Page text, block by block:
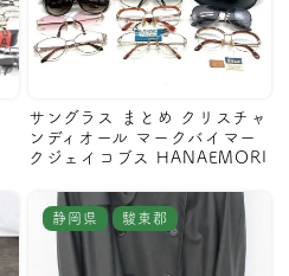
サングラス まとめ クリスチャ
ンディオール マークバイマー
クジェイコブス HANAEMORI
静岡県 駿東郡